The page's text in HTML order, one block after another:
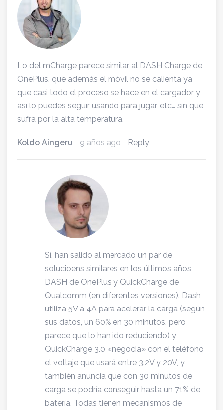
Lo del mCharge parece similar al DASH Charge de
OnePlus, que además el móvil no se calienta ya
que casi todo el proceso se hace en el cargador y
así lo puedes seguir usando para jugar, etc… sin que
sufra por la alta temperatura.
Koldo Aingeru 9 años ago Reply
Sí, han salido al mercado un par de
solucioens similares en los últimos años,
DASH de OnePlus y QuickCharge de
Qualcomm (en diferentes versiones). Dash
utiliza 5V a 4A para acelerar la carga (según
sus datos, un 60% en 30 minutos, pero
parece que lo han ido reduciendo) y
QuickCharge 3.0 «negocia» con el teléfono
el voltaje que usará entre 3.2V y 20V, y
también anuncia que con 30 minutos de
carga se podría conseguir hasta un 71% de
batería. Todas tienen mecanismos de